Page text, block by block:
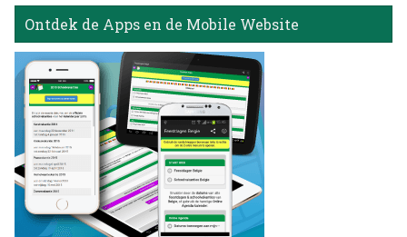
Ontdek de Apps en de Mobile Website